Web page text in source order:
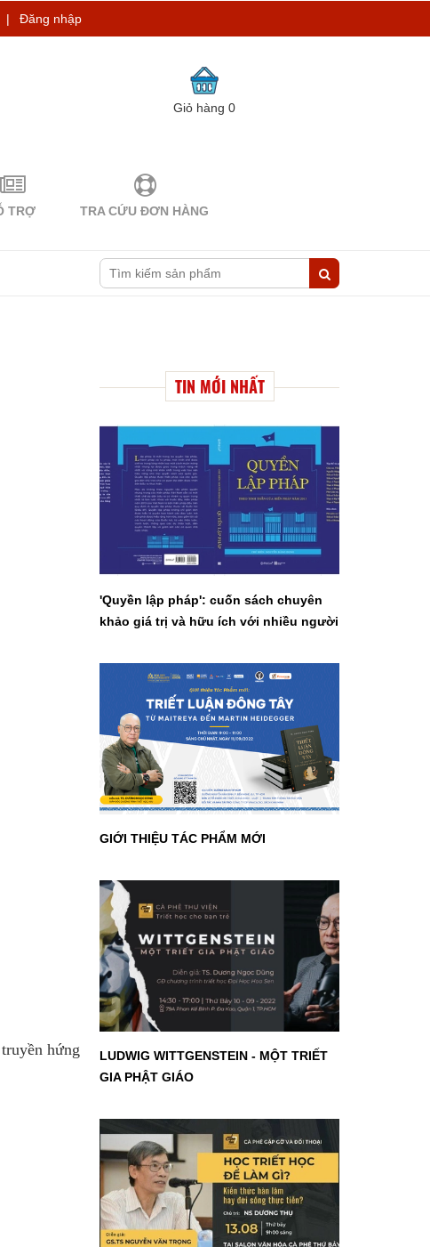
| Đăng nhập
Giỏ hàng0
TRỢ TRA CỨU ĐƠN HÀNG
hứng
TIN MỚI NHẤT
'Quyền lập pháp': cuốn sách chuyên
khảo giá trị và hữu ích với nhiều người
GIỚI THIỆU TÁC PHẨM MỚI
LUDWIG WITTGENSTEIN - MỘT TRIẾT
GIA PHẬT GIÁO